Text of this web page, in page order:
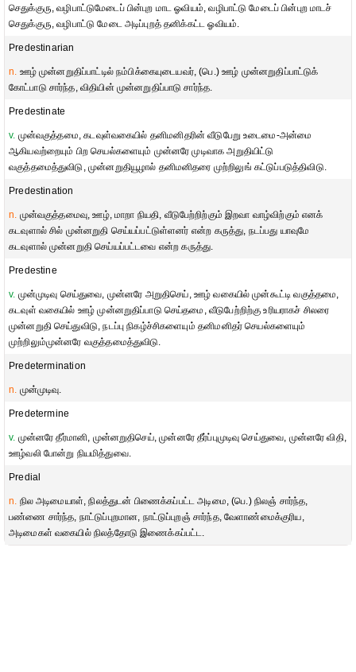
செதுக்குரு, வழிபாட்டுமேடைப் பின்புற மாட ஓவியம், வழிபாட்டு மேடைப் பின்புற மாடச்
செதுக்குரு, வழிபாட்டு மேடை அடிப்புறத் தனிக்கட்ட ஓவியம்.
Predestinarian
n. ஊழ் முன்னறுதிப்பாட்டில் நம்பிக்கையுடையவர், (பெ.) ஊழ் முன்னறுதிப்பாட்டுக்
கோட்பாடு சார்ந்த, விதியின் முன்னறுதிப்பாடு சார்ந்த.
Predestinate
v. முன்வகுத்தமை, கடவுள்வகையில் தனிமனிதரின் வீடுபேறு உடைமை-அன்மை
ஆகியவற்றையும் பிற செயல்களையும் முன்னரே முடிவாக அறுதியிட்டு
வகுத்தமைத்துவிடு, முன்னறுதியூழால் தனிமனிதரை முற்றிலுங் கட்டுப்படுத்திவிடு.
Predestination
n. முன்வகுத்தமைவு, ஊழ், மாறா நியதி, வீடுபேற்றிற்கும் இறவா வாழ்விற்கும் எனக்
கடவுளால் சில் முன்னறுதி செய்யப்பட்டுள்ளனர் என்ற கருத்து, நடப்பது யாவுமே
கடவுளால் முன்னறுதி செய்யப்பட்டவை என்ற கருத்து.
Predestine
v. முன்முடிவு செய்துவை, முன்னரே அறுதிசெய், ஊழ் வகையில் முன்கூட்டி வகுத்தமை,
கடவுள் வகையில் ஊழ் முன்னறுதிப்பாடு செய்தமை, வீடுபேற்றிற்கு உரியராகச் சிலரை
முன்னறுதி செய்துவிடு, நடப்பு நிகழ்ச்சிகளையும் தனிமனிதர் செயல்களையும்
முற்றிலும்முன்னரே வகுத்தமைத்துவிடு.
Predetermination
n. முன்முடிவு.
Predetermine
v. முன்னரே தீர்மானி, முன்னறுதிசெய், முன்னரே தீர்ப்புமுடிவு செய்துவை, முன்னரே விதி,
ஊழ்வலி போன்று நியமித்துவை.
Predial
n. நில அடிமையாள், நிலத்துடன் பிணைக்கப்பட்ட அடிமை, (பெ.) நிலஞ் சார்ந்த,
பண்ணை சார்ந்த, நாட்டுப்புறமான, நாட்டுப்புறஞ் சார்ந்த, வேளாண்மைக்குரிய,
அடிமைகள் வகையில் நிலத்தோடு இணைக்கப்பட்ட.